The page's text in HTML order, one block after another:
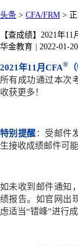
头条 > CFA/FRM >
【查成绩】2021年
华金教育
2022-01-20
2021年11 月CFA®
所有成功通过本次
收获更多！
特别提醒：受邮件
生接收成绩邮件可
如未收到邮件通知
绩报告。如官网出
虑适当“错峰”进行成